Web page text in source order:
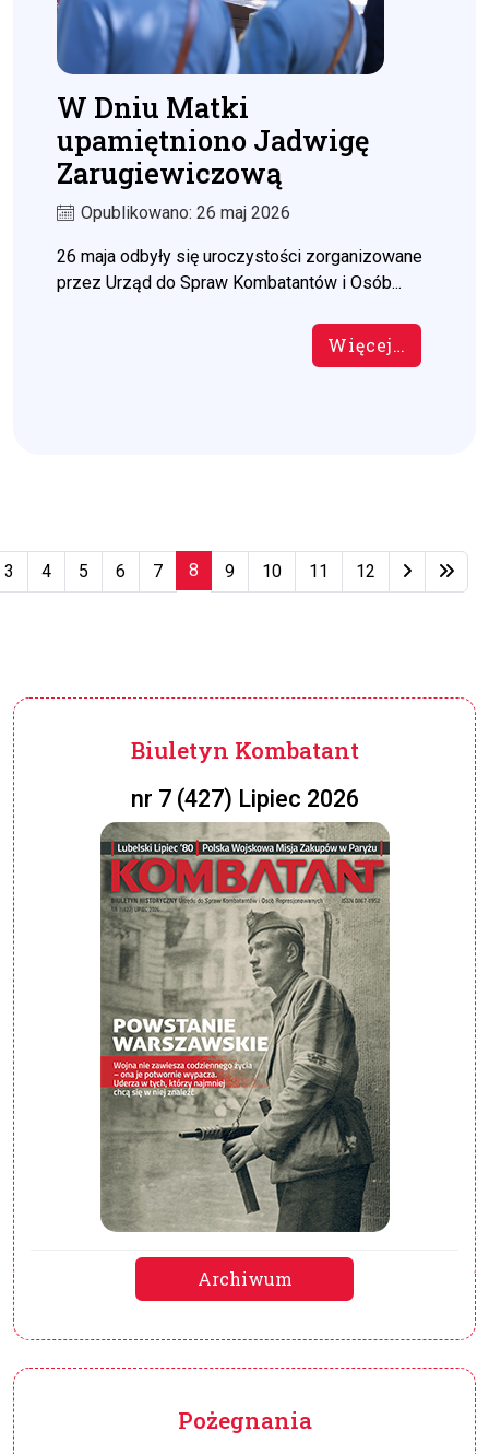
W Dniu Matki
upamiętniono Jadwigę
Zarugiewiczową
Opublikowano: 26 maj 2026
26 maja odbyły się uroczystości zorganizowane
przez Urząd do Spraw Kombatantów i Osób...
Więcej…
Strona 8 z 79
3 4 5 6 7 8 9 10 11 12
Biuletyn Kombatant
nr 7 (427) Lipiec 2026
Archiwum
Pożegnania